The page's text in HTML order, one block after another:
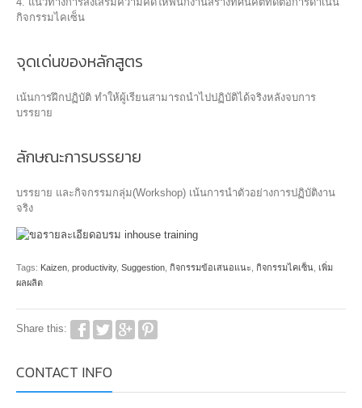
กิจกรรมไคเซ็น
จุดเด่นของหลักสูตร
เน้นการฝึกปฏิบัติ ทำให้ผู้เรียนสามารถนำไปปฏิบัติได้จริงหลังจบการ
บรรยาย
ลักษณะการบรรยาย
บรรยาย และกิจกรรมกลุ่ม(Workshop) เน้นการนำตัวอย่างการปฏิบัติงาน
จริง
Tags: Kaizen productivity, Suggestion กิจกรรมข้อเสนอแนะ กิจกรรมไคเซ็น เพิ่ม
ผลผลิต
Share this:
CONTACT INFO